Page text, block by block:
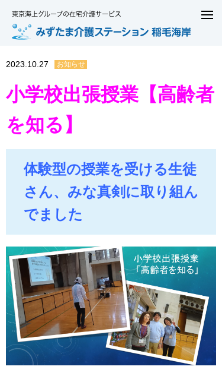
東京海上グループの在宅介護サービス
2023.10.27 お知らせ
小学校出張授業【高齢者
を知る】
体験型の授業を受ける生徒
さん、みな真剣に取り組ん
でました